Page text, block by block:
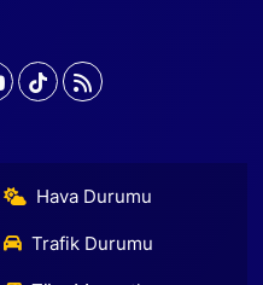
Hava Durumu
Trafik Durumu